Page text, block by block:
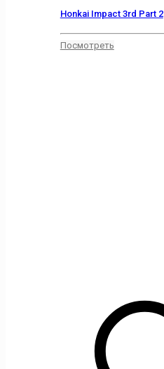
Honkai Impact 3rd Part 2
Посмотреть